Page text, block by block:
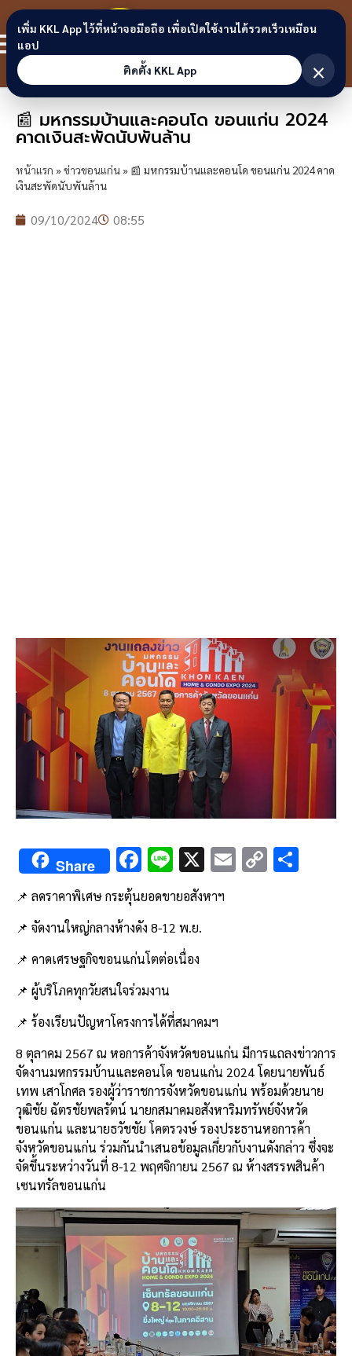
Skip to content
ขอนแก่น
ลิงก์
📰 มหกรรมบ้านและคอนโด ขอนแก่น 2024
คาดเงินสะพัดนับพันล้าน
หน้าแรก »ข่าวขอนแก่น» 📰 มหกรรมบ้านและคอนโด ขอนแก่น 2024 คาด
เงินสะพัดนับพันล้าน
09/10/2024 08:55
Share F
e
b
o
o
k
Li
e
X E C
📌 ลดราคาพิเศษ กระตุ้นยอดขายอสังหาฯ
📌 จัดงานใหญ่กลางห้างดัง 8-12 พ.ย.
📌 คาดเศรษฐกิจขอนแก่นโตต่อเนื่อง
📌 ผู้บริโภคทุกวัยสนใจร่วมงาน
📌 ร้องเรียนปัญหาโครงการได้ที่สมาคมฯ
8 ตุลาคม 2567 ณ หอการค้าจังหวัดขอนแก่น มีการแถลงข่าวการ
จัดงานมหกรรมบ้านและคอนโด ขอนแก่น 2024 โดยนายพันธ์
เทพ เสาโกศล รองผู้ว่าราชการจังหวัดขอนแก่น พร้อมด้วยนาย
วุฒิชัย ฉัตรชัยพลรัตน์ นายกสมาคมอสังหาริมทรัพย์จังหวัด
ขอนแก่น และนายธวัชชัย โคตรวงษ์ รองประธานหอการค้า
จังหวัดขอนแก่น ร่วมกันนำเสนอข้อมูลเกี่ยวกับงานดังกล่าว ซึ่งจะ
จัดขึ้นระหว่างวันที่ 8-12 พฤศจิกายน 2567 ณ ห้างสรรพสินค้า
เซนทรัลขอนแก่น
เพิ่ม KKL App ไว้ที่หน้าจอมือถือ เพื่อเปิดใช้งานได้รวดเร็วเหมือน
แอป
ติดตั้ง KKL App
×